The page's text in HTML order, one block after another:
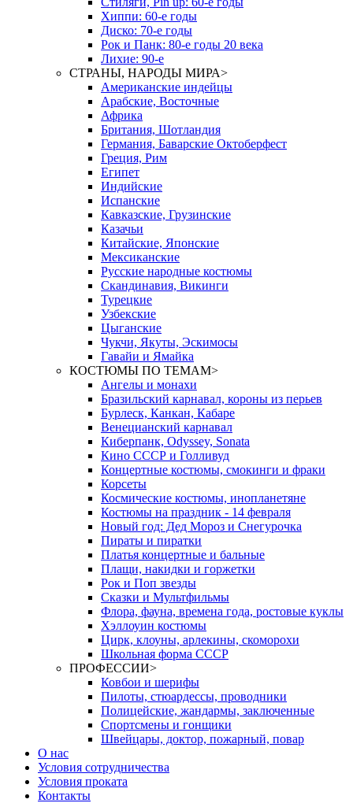
Хиппи: 60-е годы
Диско: 70-е годы
Рок и Панк: 80-е годы 20 века
Лихие: 90-е
СТРАНЫ, НАРОДЫ МИРА>
Американские индейцы
Арабские, Восточные
Африка
Британия, Шотландия
Германия, Баварские Октоберфест
Греция, Рим
Египет
Индийские
Испанские
Кавказские, Грузинские
Казачьи
Китайские, Японские
Мексиканские
Русские народные костюмы
Скандинавия, Викинги
Турецкие
Узбекские
Цыганские
Чукчи, Якуты, Эскимосы
Гавайи и Ямайка
КОСТЮМЫ ПО ТЕМАМ>
Ангелы и монахи
Бразильский карнавал, короны из перьев
Бурлеск, Канкан, Кабаре
Венецианский карнавал
Киберпанк, Odyssey, Sonata
Кино СССР и Голливуд
Концертные костюмы, смокинги и фраки
Корсеты
Космические костюмы, инопланетяне
Костюмы на праздник - 14 февраля
Новый год: Дед Мороз и Снегурочка
Пираты и пиратки
Платья концертные и бальные
Плащи, накидки и горжетки
Рок и Поп звезды
Сказки и Мультфильмы
Флора, фауна, времена года, ростовые куклы
Хэллоуин костюмы
Цирк, клоуны, арлекины, скоморохи
Школьная форма СССР
ПРОФЕССИИ>
Ковбои и шерифы
Пилоты, стюардессы, проводники
Полицейские, жандармы, заключенные
Спортсмены и гонщики
Швейцары, доктор, пожарный, повар
О нас
Условия сотрудничества
Условия проката
Контакты